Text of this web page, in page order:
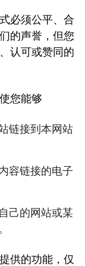
必须公平、合
的声誉，但您
认可或赞同的
您能够
链接到本网站
容链接的电子
己的网站或某
供的功能，仅